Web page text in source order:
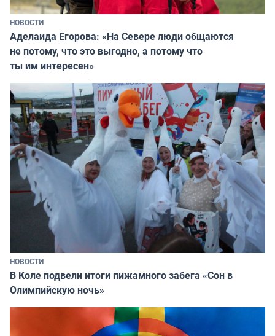
НОВОСТИ
Аделаида Егорова: «На Севере люди общаются
не потому, что это выгодно, а потому что
ты им интересен»
НОВОСТИ
В Коле подвели итоги пижамного забега «Сон в
Олимпийскую ночь»